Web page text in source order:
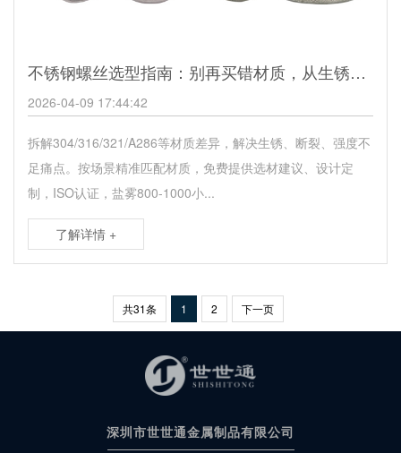
不锈钢螺丝选型指南：别再买错材质，从生锈到断裂，一文教你精准避坑
2026-04-09 17:44:42
拆解304/316/321/A286等材质差异，解决生锈、断裂、强度不
足痛点。按场景精准匹配材质，免费提供选材建议、设计定
制，ISO认证，盐雾800-1000小...
了解详情 +
共31条 1 2 下一页
深圳市世世通金属制品有限公司